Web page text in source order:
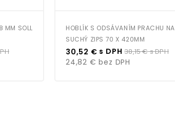
MM SOLL
HOBLÍK S ODSÁVANÍM PRACHU NA
SUCHÝ ZIPS 70 X 420MM
Cena
30,52 € s DPH Bežná
cena
38,15 €s DPH
24,82 € bez DPH